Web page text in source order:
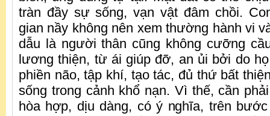
tràn đầy sự sống, vạn vật đâm chồi.
gian nầy không nên xem thường hành vi
dẫu là người thân cũng không cưỡng
lương thiện, từ ái giúp đỡ, an ủi bởi do
phiền não, tập khí, tạo tác, đủ thứ bất
sống trong cảnh khổ nạn. Vì thế, cần
hòa hợp, dịu dàng, có ý nghĩa, trên